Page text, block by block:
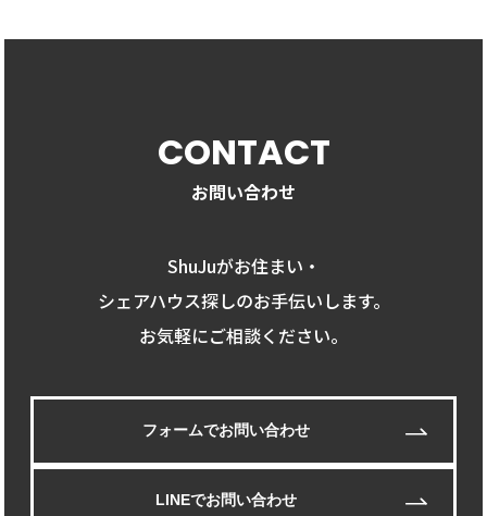
CONTACT
お問い合わせ
ShuJuがお住まい・
シェアハウス探しのお手伝いします。
お気軽にご相談ください。
フォームでお問い合わせ
LINEでお問い合わせ